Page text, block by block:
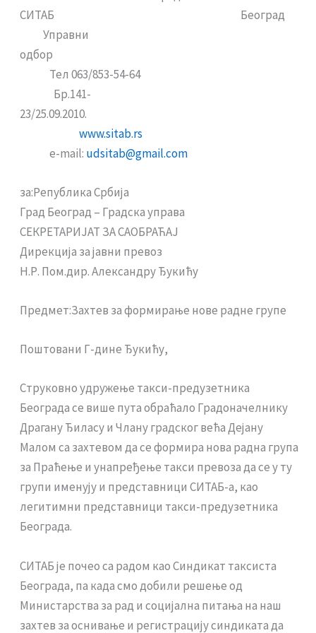
СИТАБ Београд
Управни
одбор
Тел 063/853-54-64
Бр.141-
23/25.09.2010.
www.sitab.rs
е-mail: udsitab@gmail.com
за:Република Србија
Град Београд – Градска управа
СЕКРЕТАРИЈАТ ЗА САОБРАЋАЈ
Дирекција за јавни превоз
Н.Р. Пом.дир. Александру Ђукићу
Предмет:Захтев за формирање нове радне групе
Поштовани Г-дине Ђукићу,
Струковно удружење такси-предузетника
Београда се више пута обраћало Градоначелнику
Драгану Ђиласу и Члану градског већа Дејану
Малом са захтевом да се формира нова радна група
за Праћење и унапређење такси превоза да се у ту
групи именују и представници СИТАБ-а, као
легитимни представници такси-предузетника
Београда.
СИТАБ је почео са радом као Синдикат таксиста
Београда, па када смо добили решење од
Министарства за рад и социјална питања на наш
захтев за оснивање и регистрацију синдиката да